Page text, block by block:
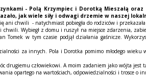
- Polą Krzympiec i Dorotką Mieszałą
jak wiele siły i odwagi drzemie w naszej
ani chwili - natychmiast pobiegła do rodziców i
Wybiegł z domu i ruszył na miejsce zdarzenia,
w tym czasie podjął działania gaśnicze.
za innych. Pola i Dorotka pomimo młodego wieku
człowiekowi. A moim zadaniem jako wójta jest
opartego na wartościach, odpowiedzialności i trosce o